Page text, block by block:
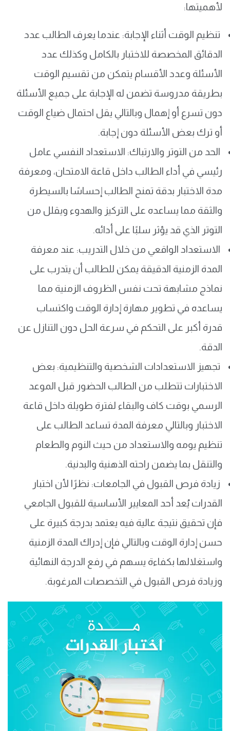
لأهميتها:
تنظيم الوقت أثناء الإجابة: عندما يعرف الطالب عدد
الدقائق المخصصة للاختبار بالكامل وكذلك عدد
الأسئلة وعدد الأقسام يتمكن من تقسيم الوقت
بطريقة مدروسة تضمن له الإجابة على جميع الأسئلة
دون تسرع أو إهمال وبالتالي يقل احتمال ضياع الوقت
أو ترك بعض الأسئلة دون إجابة.
الحد من التوتر والارتباك: الاستعداد النفسي عامل
رئيسي في أداء الطالب داخل قاعة الامتحان، ومعرفة
مدة الاختبار بدقة تمنح الطالب إحساسًا بالسيطرة
والثقة مما يساعده على التركيز والهدوء ويقلل من
التوتر الذي قد يؤثر سلبًا على أدائه.
الاستعداد الواقعي من خلال التدريب: عند معرفة
المدة الزمنية الدقيقة يمكن للطالب أن يتدرب على
نماذج مشابهة تحت نفس الظروف الزمنية مما
يساعده في تطوير مهارة إدارة الوقت واكتساب
قدرة أكبر على التحكم في سرعة الحل دون التنازل عن
الدقة.
تجهيز الاستعدادات الشخصية والتنظيمية: بعض
الاختبارات تتطلب من الطالب الحضور قبل الموعد
الرسمي بوقت كاف والبقاء لفترة طويلة داخل قاعة
الاختبار وبالتالي معرفة المدة تساعد الطالب على
تنظيم يومه والاستعداد من حيث النوم والطعام
والتنقل بما يضمن راحته الذهنية والبدنية.
زيادة فرص القبول في الجامعات: نظرًا لأن اختبار
القدرات يُعد أحد المعايير الأساسية للقبول الجامعي
فإن تحقيق نتيجة عالية فيه يعتمد بدرجة كبيرة على
حسن إدارة الوقت وبالتالي فإن إدراك المدة الزمنية
واستغلالها بكفاءة يسهم في رفع الدرجة النهائية
وزيادة فرص القبول في التخصصات المرغوبة.